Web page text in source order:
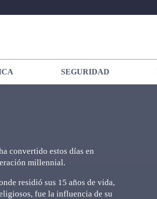
SEGURIDAD
convertido estos días en
millennial.
residió sus 15 años de vida,
fue la influencia de su